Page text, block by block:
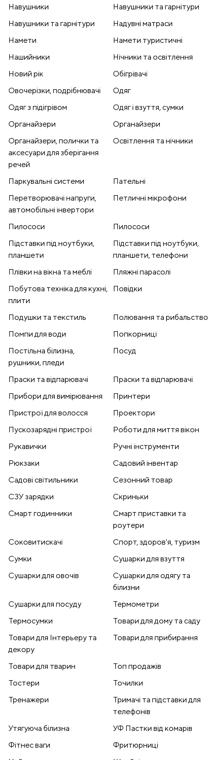
Навушники
Навушники та гарнітури
Навушники та гарнітури
Надувні матраси
Намети
Намети туристичні
Нашийники
Нічники та освітлення
Новий рік
Обігрівачі
Овочерізки, подрібнювачі
Одяг
Одяг з підігрівом
Одяг і взуття, сумки
Органайзери
Органайзери
Органайзери, полички та
аксесуари для зберігання
речей
Освітлення та нічники
Паркувальні системи
Пательні
Перетворювачі напруги,
автомобільні інвертори
Петличні мікрофони
Пилососи
Пилососи
Підставки під ноутбуки,
планшети
Підставки під ноутбуки,
планшети, телефони
Плівки на вікна та меблі
Пляжні парасолі
Побутова техніка для кухні,
плити
Повідки
Подушки та текстиль
Полювання та рибальство
Помпи для води
Попкорниці
Постільна білизна,
рушники, пледи
Посуд
Праски та відпарювачі
Праски та відпарювачі
Прибори для вимірювання
Принтери
Пристрої для волосся
Проектори
Пускозарядні пристрої
Роботи для миття вікон
Рукавички
Ручні інструменти
Рюкзаки
Садовий інвентар
Садові світильники
Сезонний товар
СЗУ зарядки
Скриньки
Смарт годинники
Смарт приставки та
роутери
Соковитискачі
Спорт, здоров'я, туризм
Сумки
Сушарки для взуття
Сушарки для овочів
Сушарки для одягу та
білизни
Сушарки для посуду
Термометри
Термосумки
Товари для дому та саду
Товари для Інтерьеру та
декору
Товари для прибирання
Товари для тварин
Топ продажів
Тостери
Точилки
Тренажери
Тримачі та підставки для
телефонів
Утягуюча білизна
УФ Пастки від комарів
Фітнес ваги
Фритюрниці